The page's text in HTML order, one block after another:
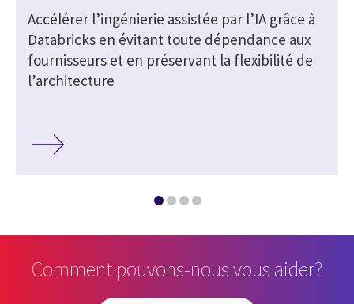
Accélérer l’ingénierie assistée par l’IA grâce à
Databricks en évitant toute dépendance aux
fournisseurs et en préservant la flexibilité de
l’architecture
Comment pouvons-nous vous aider?